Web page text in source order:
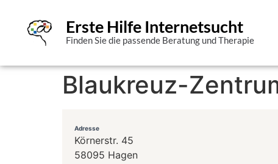
Erste Hilfe Internetsucht
Finden Sie die passende Beratung und Therapie
Blaukreuz-
Adresse
Körnerstr. 45
58095 Hagen